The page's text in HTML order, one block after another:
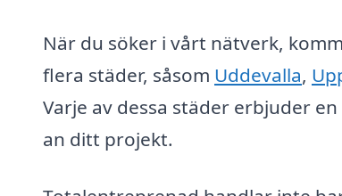
När du söker i vårt nätverk,
flera städer, såsom Uddevalla,
Varje av dessa städer erbjuder
an ditt projekt.